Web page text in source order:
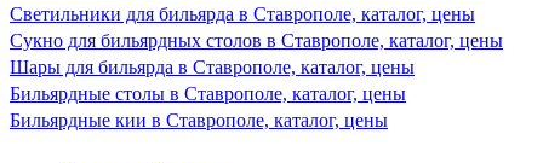
Светильники для бильярда в Ставрополе, каталог, цены
Сукно для бильярдных столов в Ставрополе, каталог, цены
Шары для бильярда в Ставрополе, каталог, цены
Бильярдные столы в Ставрополе, каталог, цены
Бильярдные кии в Ставрополе, каталог, цены